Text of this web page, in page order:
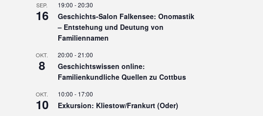
SEP.
16
19:00 -20:30
Geschichts-Salon Falkensee: Onomastik
– Entstehung und Deutung von
Familiennamen
OKT.
8
20:00 -21:00
Geschichtswissen online:
Familienkundliche Quellen zu Cottbus
OKT.
10
10:00 - 17:00
Exkursion: Kliestow/Frankurt (Oder)